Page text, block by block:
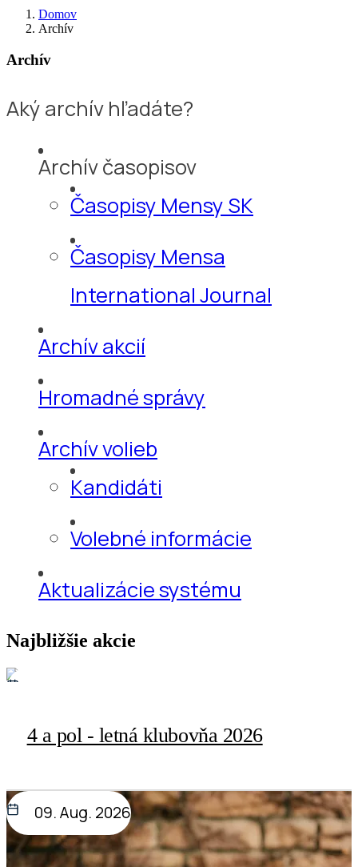
Domov
Archív
Archív
Aký archív hľadáte?
Archív časopisov
Časopisy Mensy SK
Časopisy Mensa
International Journal
Archív akcií
Hromadné správy
Archív volieb
Kandidáti
Volebné informácie
Aktualizácie systému
Najbližšie akcie
4 a pol - letná klubovňa 2026
09. Aug. 2026